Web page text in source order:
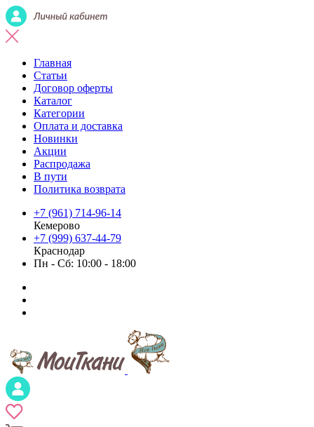
Главная
Статьи
Договор оферты
Каталог
Категории
Оплата и доставка
Новинки
Акции
Распродажа
В пути
Политика возврата
+7 (961) 714-96-14
Кемерово
+7 (999) 637-44-79
Краснодар
Пн - Сб: 10:00 - 18:00